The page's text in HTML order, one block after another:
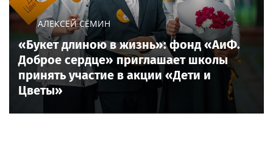
АЛЕКСЕЙ СЁМИН
«Букет длиною в жизнь»: фонд «АиФ.
Доброе сердце» приглашает школы
принять участие в акции «Дети и
Цветы»